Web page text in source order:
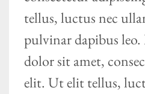
tellus, luctus nec
pulvinar dapibus
dolor sit amet,
elit. Ut elit tellus,